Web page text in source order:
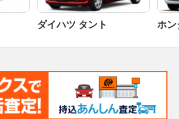
ダイハツ タント ホン